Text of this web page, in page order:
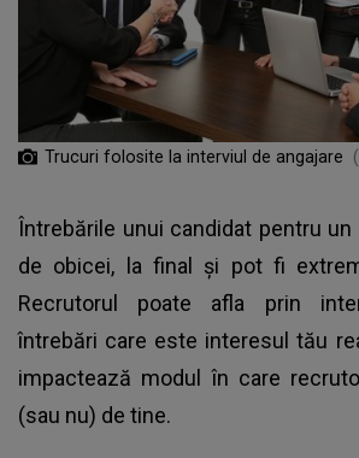
Trucuri folosite la interviul de angajare
Întrebările unui candidat pentru
de obicei, la final și pot fi
Recrutorul poate afla prin
întrebări care este interesul tău
impactează modul în care
(sau nu) de tine.